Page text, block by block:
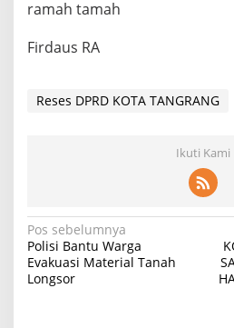
ramah tamah
Firdaus RA
Reses DPRD KOTA TANGRANG
Ikuti Kami
Navigasi
pos
Pos sebelumnya
Polisi Bantu Warga
Evakuasi Material Tanah
Longsor